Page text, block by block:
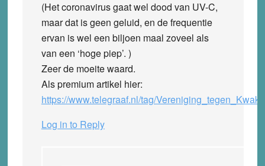
(Het coronavirus gaat wel dood van UV-C,
maar dat is geen geluid, en de frequentie
ervan is wel een biljoen maal zoveel als
van een ‘hoge piep’. )
Zeer de moeite waard.
Als premium artikel hier:
https://www.telegraaf.nl/tag/
Log in to Reply